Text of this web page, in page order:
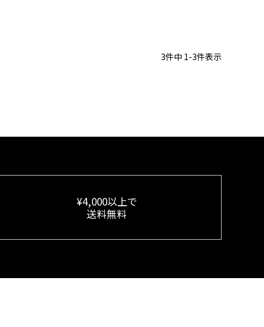
3件中 1-3件表示
¥4,000以上で
送料無料